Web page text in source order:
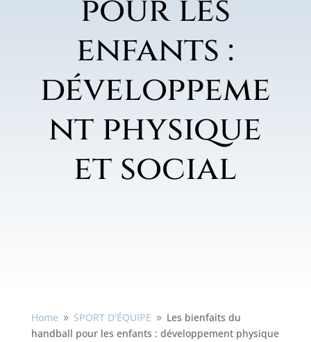
pour les
enfants :
développeme
nt physique
et social
Home 9 SPORT D'ÉQUIPE 9 Les bienfaits du
handball pour les enfants : développement physique